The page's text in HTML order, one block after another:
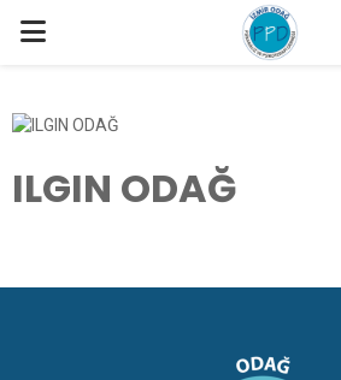
PRIMARY
ILGIN ODAĞ